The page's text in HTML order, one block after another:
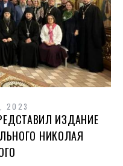
2023
ИЗДАНИЕ
НИКОЛАЯ